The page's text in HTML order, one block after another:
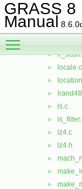
GRASS 8
Manual
►
►
► list.c
►
► locale.c
►
►
► ls.c
►
► lz4.c
► lz4.h
►
►
►